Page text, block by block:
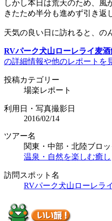
しかし本日は荒天のため、風
きたため半分も進めず引き返
天気の良い日に訪れると、の
RVパーク犬山ローレライ麦酒
の詳細情報や他のレポートを
投稿カテゴリー
場楽レポート
利用日・写真撮影日
2016/02/14
ツアー名
関東・中部・北陸ブロッ
温泉・自然を楽しむ癒し
訪問スポット名
RVパーク犬山ローレラ